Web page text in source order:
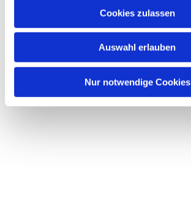
Cookies zulassen
Auswahl erlauben
Nur notwendige Cookies